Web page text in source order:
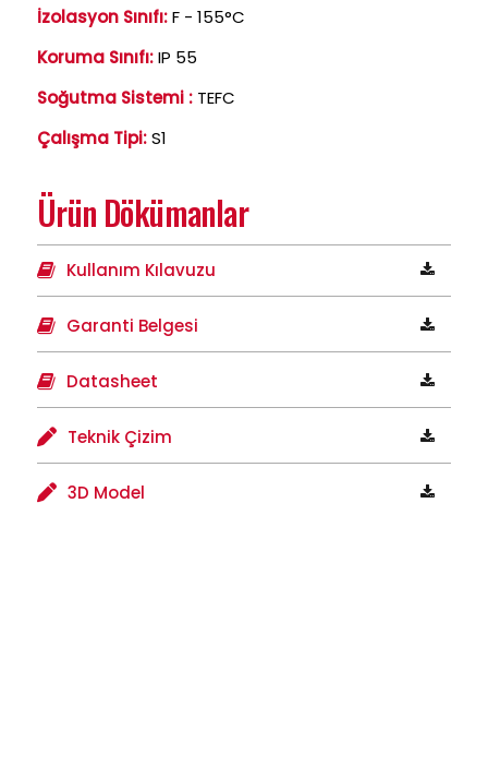
İzolasyon Sınıfı:F - 155°C
Koruma Sınıfı:IP 55
Soğutma Sistemi : TEFC
Çalışma Tipi:S1
Ürün Dökümanlar
Kullanım Kılavuzu
Garanti Belgesi
Datasheet
Teknik Çizim
3D Model